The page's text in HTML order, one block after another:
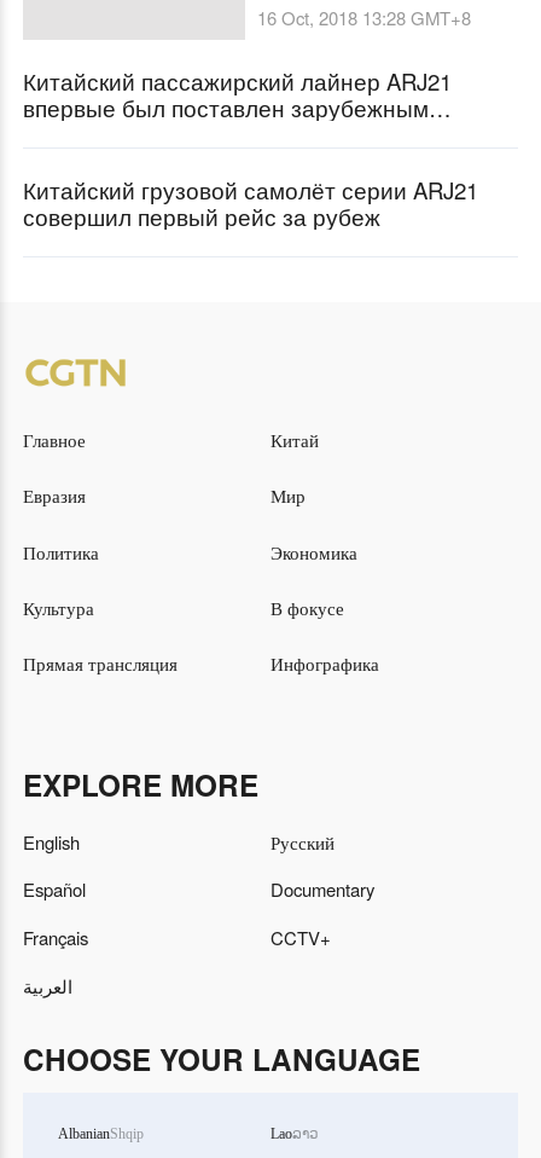
ARJ21
16 Oct, 2018 13:28GMT+8
Китайский пассажирский лайнер ARJ21
впервые был поставлен зарубежным
Китайский грузовой самолёт серии ARJ21
совершил первый рейс за рубеж
Главное Китай
Евразия Мир
Политика Экономика
Культура В фокусе
Прямая трансляция Инфографика
EXPLORE MORE
English
Español
Français
العربية
Русский
Documentary
CCTV+
CHOOSE YOUR LANGUAGE
AlbanianShqip Laoລາວ